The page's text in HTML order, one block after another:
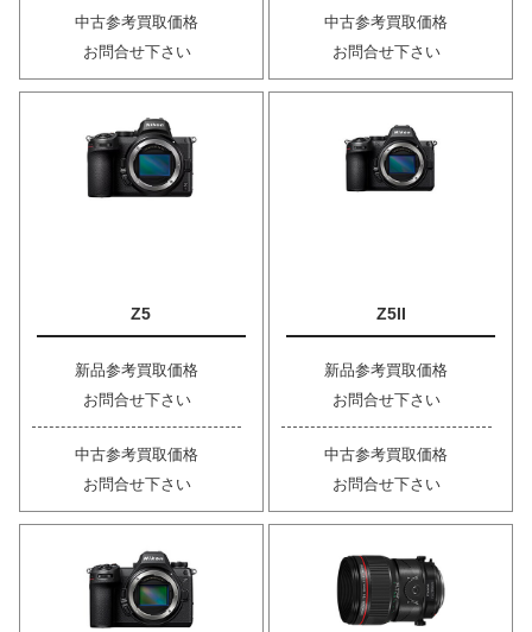
中古参考買取価格
お問合せ下さい
中古参考買取価格
お問合せ下さい
Z5
新品参考買取価格
お問合せ下さい
中古参考買取価格
お問合せ下さい
Z5II
新品参考買取価格
お問合せ下さい
中古参考買取価格
お問合せ下さい